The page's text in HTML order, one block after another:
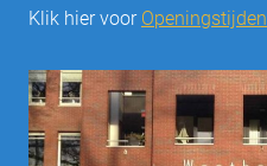
Klik hier voor Openingstijden